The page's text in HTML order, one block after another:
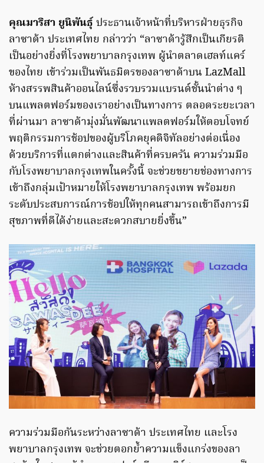
คุณมาริสา ยูนิพันธุ์ประธานเจ้าหน้าที่บริหารฝ่ายธุรกิจ
ลาซาด้า ประเทศไทย กล่าวว่า “ลาซาด้ารู้สึกเป็นเกียรติ
เป็นอย่างยิ่งที่โรงพยาบาลกรุงเทพ ผู้นำตลาดเฮลท์แคร์
ของไทย เข้าร่วมเป็นพันธมิตรของลาซาด้าบน LazMall
ห้างสรรพสินค้าออนไลน์ซึ่งรวบรวมแบรนด์ชั้นนำต่าง ๆ
บนแพลตฟอร์มของเราอย่างเป็นทางการ ตลอดระยะเวลา
ที่ผ่านมา ลาซาด้ามุ่งมั่นพัฒนาแพลตฟอร์มให้ตอบโจทย์
พฤติกรรมการช้อปของผู้บริโภคยุคดิจิทัลอย่างต่อเนื่อง
ด้วยบริการที่แตกต่างและสินค้าที่ครบครัน ความร่วมมือ
กับโรงพยาบาลกรุงเทพในครั้งนี้ จะช่วยขยายช่องทางการ
เข้าถึงกลุ่มเป้าหมายให้โรงพยาบาลกรุงเทพ พร้อมยก
ระดับประสบการณ์การช้อปให้ทุกคนสามารถเข้าถึงการมี
สุขภาพที่ดีได้ง่ายและสะดวกสบายยิ่งขึ้น”
ความร่วมมือกันระหว่างลาซาด้า ประเทศไทย และโรง
พยาบาลกรุงเทพ จะช่วยตอกย้ำความแข็งแกร่งของลา